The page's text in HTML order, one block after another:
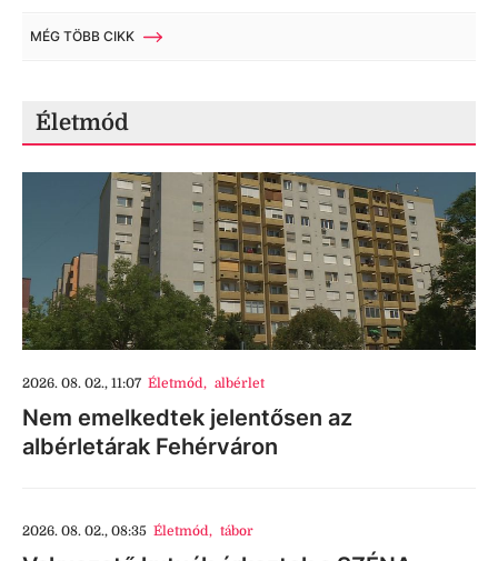
MÉG TÖBB CIKK
Életmód
2026. 08. 02., 11:07 Életmód, albérlet
Nem emelkedtek jelentősen az
albérletárak Fehérváron
2026. 08. 02., 08:35 Életmód, tábor